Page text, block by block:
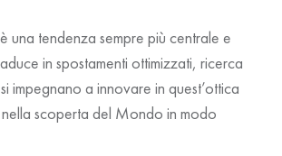
una tendenza sempre più centrale e
in spostamenti ottimizzati, ricerca
impegnano a innovare in quest’ottica
scoperta del Mondo in modo